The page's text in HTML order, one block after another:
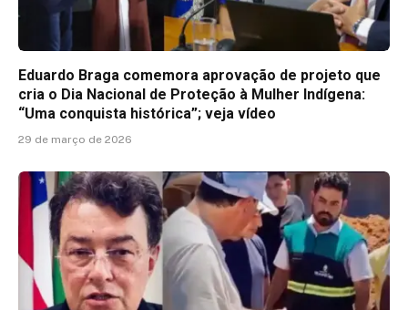
Eduardo Braga comemora aprovação de projeto que
cria o Dia Nacional de Proteção à Mulher Indígena:
“Uma conquista histórica”; veja vídeo
29 de março de 2026